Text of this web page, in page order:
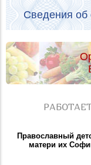
Сведения об
Православный
матери их